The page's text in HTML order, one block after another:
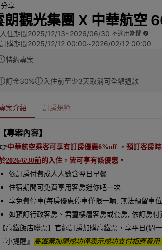
分享
朗觀光集團 X 中華航空
入住期間2025/12/13~2026/06/30 不適用期間
訂購期間2025/12/12 00:00~2026/02/12 00:00
特約專案
訂金30% 入住前至少3天取消可全額退款
案介紹
【專案內容】
👉中華航空乘客可享有訂房優惠6%off ，預訂客房
2026/6/30前的入住，皆可享有該優惠。
依訂房付費成人人數含翌日早餐
住宿期間可免費享用客房迷你吧一次
享免費停車(每房優惠停車僅限一輛, 無法預留車
如預訂行政客房、君璽樓層客房或套房, 依訂房
【高鐵飯店聯票】官網訂房加購高鐵票，享平日(週
『小提醒』 高鐵票加購成功僅表示成功支付相應費
訂房規範